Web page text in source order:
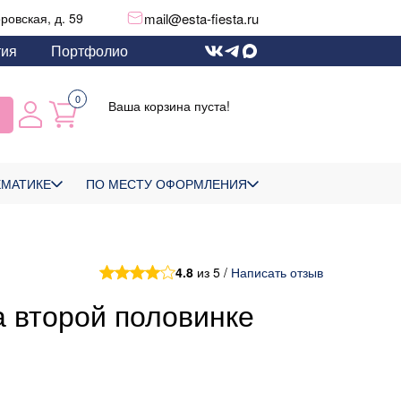
д. 59 mail@esta-fiesta.ru
Портфолио
0 Ваша корзина пуста!
ПО МЕСТУ ОФОРМЛЕНИЯ
4.8 из 5 / Написать отзыв
половинке